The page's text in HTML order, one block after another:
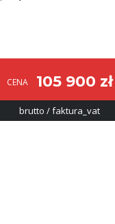
CENA 105 900 zł
brutto / faktura_vat